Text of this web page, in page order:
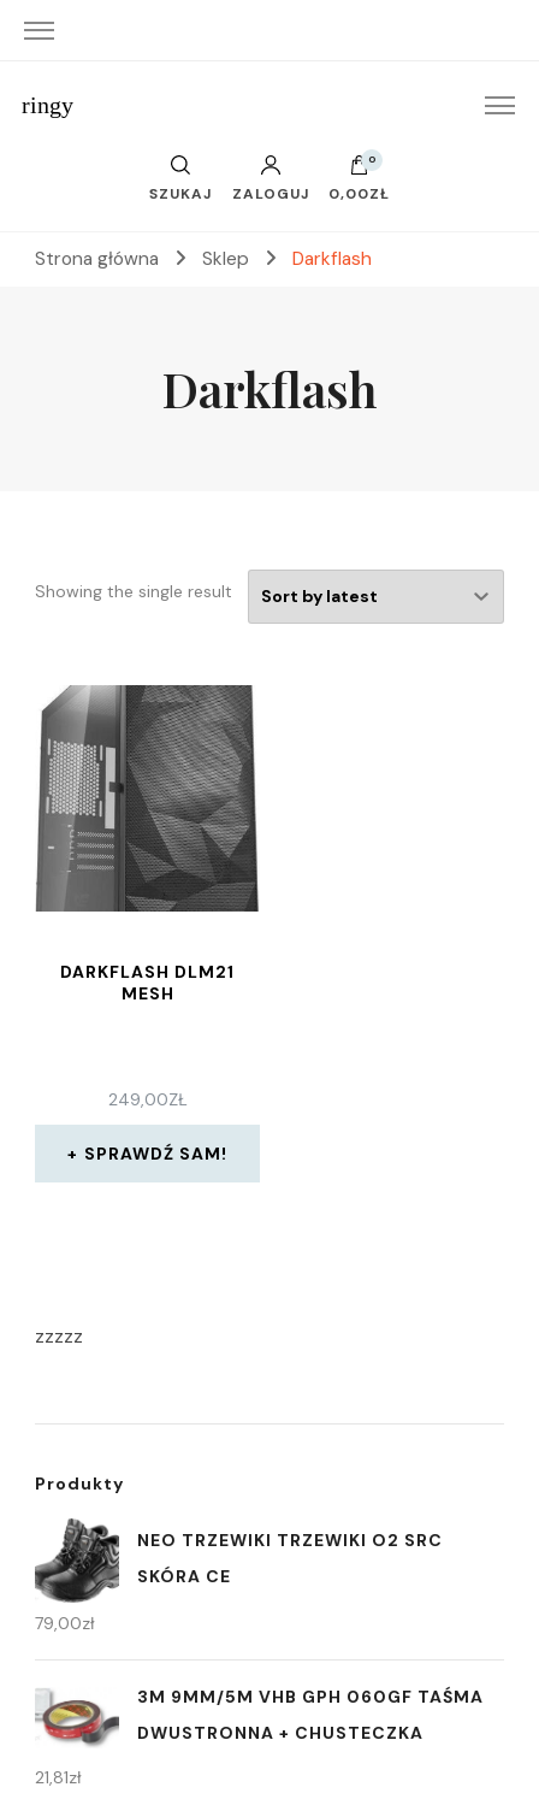
ringy
SZUKAJ ZALOGUJ
0
0,00ZŁ
Strona główna Sklep Darkflash
Darkflash
Showing the single result
DARKFLASH DLM21
MESH
249,00ZŁ
SPRAWDŹ SAM!
zzzzz
Produkty
NEO TRZEWIKI TRZEWIKI O2 SRC
SKÓRA CE
79,00zł
3M 9MM/5M VHB GPH 060GF TAŚMA
DWUSTRONNA + CHUSTECZKA
21,81zł